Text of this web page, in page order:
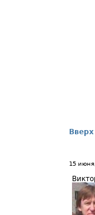
Вверх
15